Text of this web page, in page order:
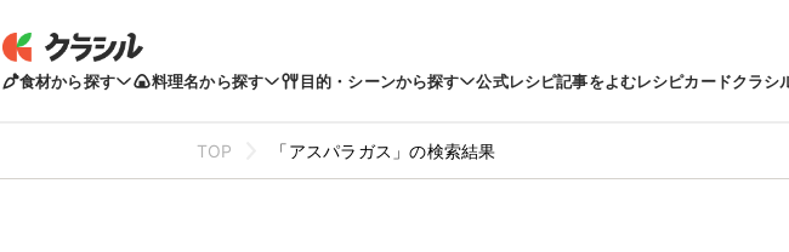
食材から探す 料理名から探す 目的・シーンから探す 公式レシピ記事をよむレシピカードクラシ
TOP 「アスパラガス」の検索結果